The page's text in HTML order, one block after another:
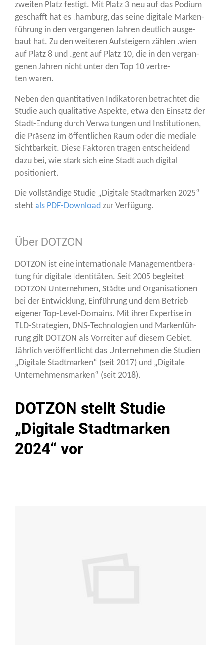
zwei­ten Platz fes­tigt. Mit Platz 3 neu auf das Podi­um
geschafft hat es .ham­burg, das sei­ne digi­ta­le Mar­ken­
füh­rung in den ver­gan­ge­nen Jah­ren deut­lich aus­ge­
baut hat. Zu den wei­te­ren Auf­stei­gern zäh­len .wien
auf Platz 8 und .gent auf Platz 10, die in den ver­gan­
ge­nen Jah­ren nicht unter den Top 10 ver­tre­
ten waren.
Neben den quan­ti­ta­ti­ven Indi­ka­to­ren betrach­tet die
Stu­die auch qua­li­ta­ti­ve Aspek­te, etwa den Ein­satz der
Stadt-Endung durch Ver­wal­tun­gen und Insti­tu­tio­nen,
die Prä­senz im öffent­li­chen Raum oder die media­le
Sicht­bar­keit. Die­se Fak­to­ren tra­gen ent­schei­dend
dazu bei, wie stark sich eine Stadt auch digi­tal
positioniert.
Die voll­stän­di­ge Stu­die „Digi­ta­le Stadt­mar­ken 2025“
steht als PDF-Down­load zur Verfügung.
Über DOTZON
DOTZON ist eine inter­na­tio­na­le Manage­ment­be­ra­
tung für digi­ta­le Iden­ti­tä­ten. Seit 2005 beglei­tet
DOTZON Unter­neh­men, Städ­te und Orga­ni­sa­tio­nen
bei der Ent­wick­lung, Ein­füh­rung und dem Betrieb
eige­ner Top-Level-Domains. Mit ihrer Exper­ti­se in
TLD-Stra­te­gien, DNS-Tech­no­lo­gien und Mar­ken­füh­
rung gilt DOTZON als Vor­rei­ter auf die­sem Gebiet.
Jähr­lich ver­öf­fent­licht das Unter­neh­men die Stu­di­en
„Digi­ta­le Stadt­mar­ken“ (seit 2017) und „Digi­ta­le
Unter­neh­mens­mar­ken“ (seit 2018).
DOTZON stellt Studie
„Digitale Stadtmarken
2024“ vor